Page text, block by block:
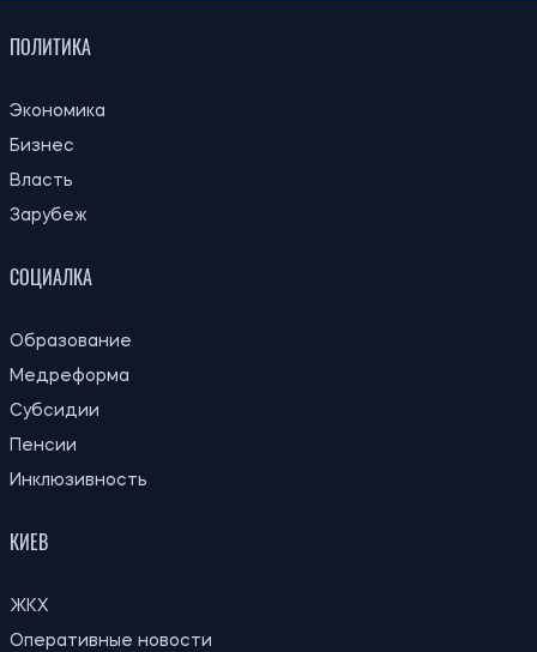
ПОЛИТИКА
Экономика
Бизнес
Власть
Зарубеж
СОЦИАЛКА
Образование
Медреформа
Субсидии
Пенсии
Инклюзивность
КИЕВ
ЖКХ
Оперативные новости